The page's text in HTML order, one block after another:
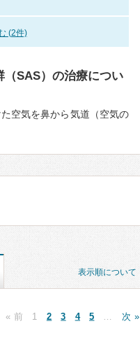
(2件)
（SAS）の治療につい
空気を鼻から気道（空気の
表示順について
« 前 1 2 3 4 5 次 »